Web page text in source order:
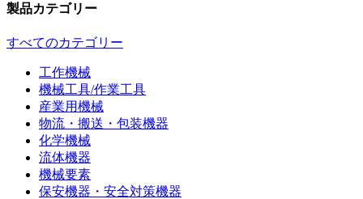
製品カテゴリー
すべてのカテゴリー
工作機械
機械工具/作業工具
産業用機械
物流・搬送・包装機器
化学機械
流体機器
機械要素
保安機器・安全対策機器